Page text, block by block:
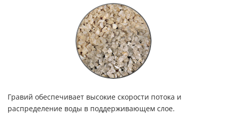
Гравий обеспечивает высокие скорости потока и
распределение воды в поддерживающем слое.